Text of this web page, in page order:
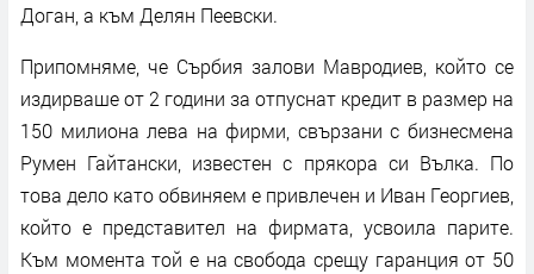
Доган, а към Делян Пеевски.
Припомняме, че Сърбия залови Мавродиев, който се
издирваше от 2 години за отпуснат кредит в размер на
150 милиона лева на фирми, свързани с бизнесмена
Румен Гайтански, известен с прякора си Вълка. По
това дело като обвиняем е привлечен и Иван Георгиев,
който е представител на фирмата, усвоила парите.
Към момента той е на свобода срещу гаранция от 50